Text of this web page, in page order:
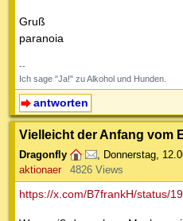
Gruß
paranoia
--
Ich sage "Ja!" zu Alkohol und Hunden.
antworten
Vielleicht der Anfang vom
Dragonfly , Donnerstag,
aktionaer
4826 Views
https://x.com/B7frankH/status/